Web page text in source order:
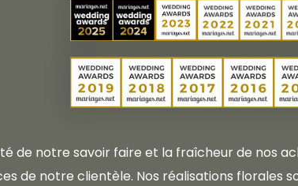
de notre savoir faire et la fraîcheur de nos
de notre clientèle. Nos réalisations florales